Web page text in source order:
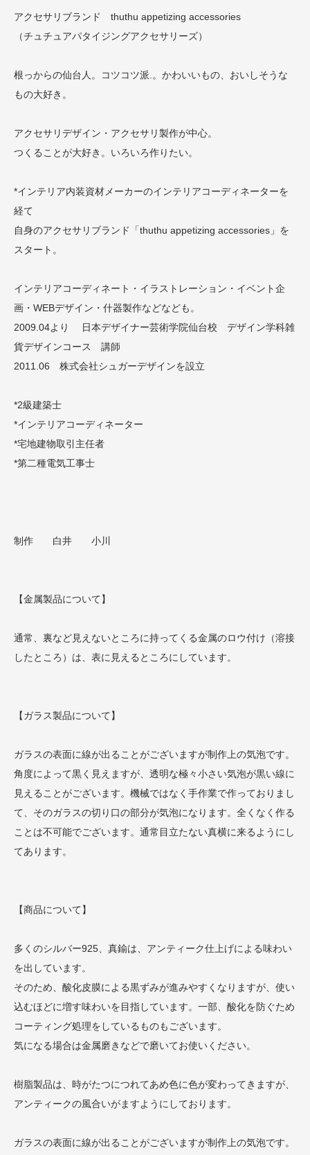
アクセサリブランド thuthu appetizing accessories
（チュチュアパタイジングアクセサリーズ）
根っからの仙台人。コツコツ派.。かわいいもの、おいしそうな
もの大好き。
アクセサリデザイン・アクセサリ製作が中心。
つくることが大好き。いろいろ作りたい。
*インテリア内装資材メーカーのインテリアコーディネーターを
経て
自身のアクセサリブランド「thuthu appetizing accessories」を
スタート。
インテリアコーディネート・イラストレーション・イベント企
画・WEBデザイン・什器製作などなども。
2009.04より 日本デザイナー芸術学院仙台校 デザイン学科雑
貨デザインコース 講師
2011.06 株式会社シュガーデザインを設立
*2級建築士
*インテリアコーディネーター
*宅地建物取引主任者
*第二種電気工事士
制作 白井 小川
【金属製品について】
通常、裏など見えないところに持ってくる金属のロウ付け（溶接
したところ）は、表に見えるところにしています。
【ガラス製品について】
ガラスの表面に線が出ることがございますが制作上の気泡です。
角度によって黒く見えますが、透明な極々小さい気泡が黒い線に
見えることがございます。機械ではなく手作業で作っておりまし
て、そのガラスの切り口の部分が気泡になります。全くなく作る
ことは不可能でございます。通常目立たない真横に来るようにし
てあります。
【商品について】
多くのシルバー925、真鍮は、アンティーク仕上げによる味わい
を出しています。
そのため、酸化皮膜による黒ずみが進みやすくなりますが、使い
込むほどに増す味わいを目指しています。一部、酸化を防ぐため
コーティング処理をしているものもございます。
気になる場合は金属磨きなどで磨いてお使いください。
樹脂製品は、時がたつにつれてあめ色に色が変わってきますが、
アンティークの風合いがますようにしております。
ガラスの表面に線が出ることがございますが制作上の気泡です。